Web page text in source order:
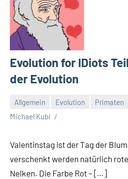
Evolution for IDiots
der Evolution
Allgemein Evolution Primaten
Michael Kubi
Valentinstag ist der Tag der
verschenkt werden natürlich
Nelken. Die Farbe Rot – […]